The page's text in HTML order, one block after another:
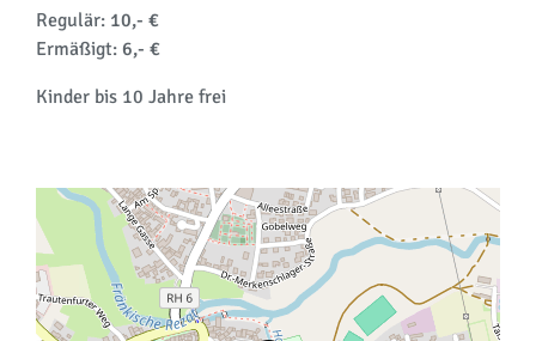
Regulär: 10,- €
Ermäßigt: 6,- €
Kinder bis 10 Jahre frei